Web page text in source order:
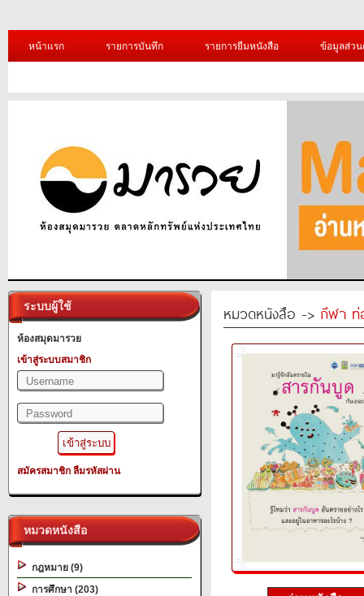
หน้าแรก รายการบันทึก รายการยืมหนังสือ ข้อมูลส่ว
ระบบผู้ใช้
ห้องสมุดมารวย
เข้าสู่ระบบสมาชิก
สมัครสมาชิก ลืมรหัสผ่าน
หมวดหนังสือ
กฎหมาย (9)
การศึกษา (203)
หมวดหนังสือ -> กีฬา ท่